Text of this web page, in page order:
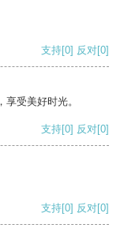
支持[0] 反对[0]
受美好时光。
支持[0] 反对[0]
支持[0] 反对[0]